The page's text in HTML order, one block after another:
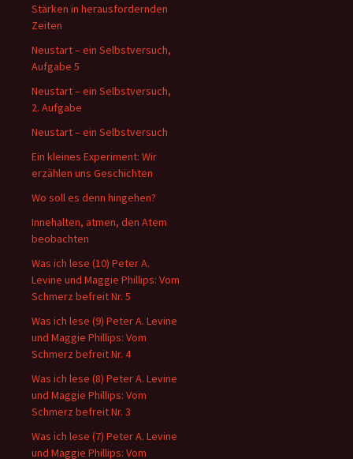
Stärken in herausfordernden
Zeiten
Neustart – ein Selbstversuch,
Aufgabe 5
Neustart – ein Selbstversuch,
2. Aufgabe
Neustart – ein Selbstversuch
Ein kleines Experiment: Wir
erzählen uns Geschichten
Wo soll es denn hingehen?
Innehalten, atmen, den Atem
beobachten
Was ich lese (10) Peter A.
Levine und Maggie Phillips: Vom
Schmerz befreit Nr. 5
Was ich lese (9) Peter A. Levine
und Maggie Phillips: Vom
Schmerz befreit Nr. 4
Was ich lese (8) Peter A. Levine
und Maggie Phillips: Vom
Schmerz befreit Nr. 3
Was ich lese (7) Peter A. Levine
und Maggie Phillips: Vom